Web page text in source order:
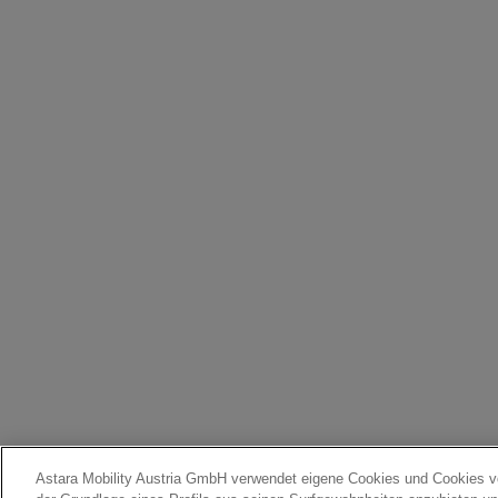
Astara Mobility Austria GmbH verwendet eigene Cookies und Cookies